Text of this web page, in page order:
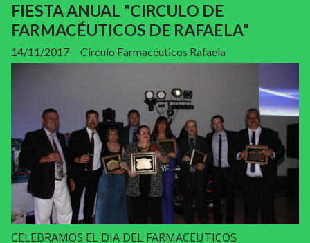
FIESTA ANUAL "CIRCULO DE
FARMACÉUTICOS DE RAFAELA"
Círculo Farmacéuticos Rafaela
14/11/2017
CELEBRAMOS EL DIA DEL FARMACEUTICOS